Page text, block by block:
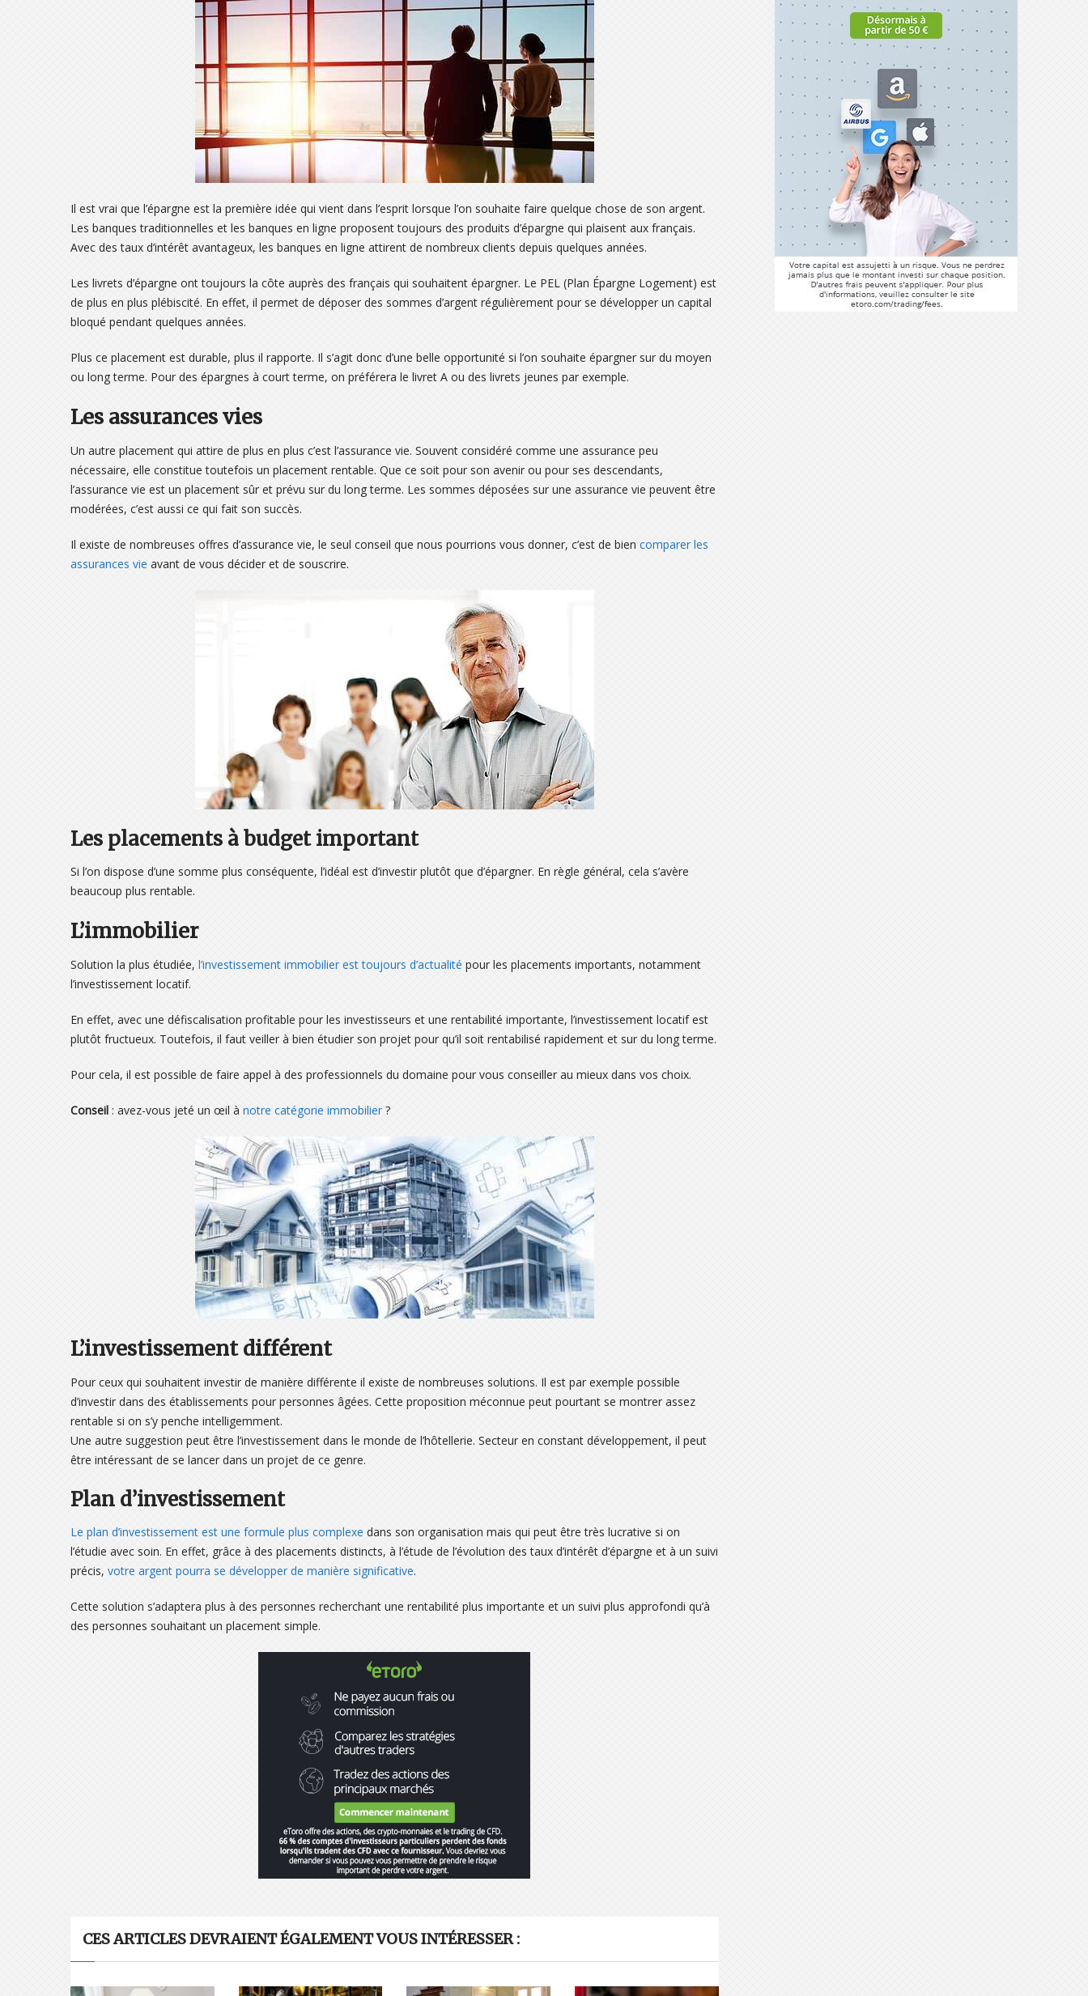
Il est vrai que l’épargne est la première idée qui vient dans l’esprit lorsque l’on souhaite faire quelque chose de son argent.
Les banques traditionnelles et les banques en ligne proposent toujours des produits d’épargne qui plaisent aux français.
Avec des taux d’intérêt avantageux, les banques en ligne attirent de nombreux clients depuis quelques années.
Les livrets d’épargne ont toujours la côte auprès des français qui souhaitent épargner. Le PEL (Plan Épargne Logement) est
de plus en plus plébiscité. En effet, il permet de déposer des sommes d’argent régulièrement pour se développer un capital
bloqué pendant quelques années.
Plus ce placement est durable, plus il rapporte. Il s’agit donc d’une belle opportunité si l’on souhaite épargner sur du moyen
ou long terme. Pour des épargnes à court terme, on préférera le livret A ou des livrets jeunes par exemple.
Les assurances vies
Un autre placement qui attire de plus en plus c’est l’assurance vie. Souvent considéré comme une assurance peu
nécessaire, elle constitue toutefois un placement rentable. Que ce soit pour son avenir ou pour ses descendants,
l’assurance vie est un placement sûr et prévu sur du long terme. Les sommes déposées sur une assurance vie peuvent être
modérées, c’est aussi ce qui fait son succès.
Il existe de nombreuses offres d’assurance vie, le seul conseil que nous pourrions vous donner, c’est de bien comparer les
assurances vie avant de vous décider et de souscrire.
Les placements à budget important
Si l’on dispose d’une somme plus conséquente, l’idéal est d’investir plutôt que d’épargner. En règle général, cela s’avère
beaucoup plus rentable.
L’immobilier
Solution la plus étudiée, l’investissement immobilier est toujours d’actualité pour les placements importants, notamment
l’investissement locatif.
En effet, avec une défiscalisation profitable pour les investisseurs et une rentabilité importante, l’investissement locatif est
plutôt fructueux. Toutefois, il faut veiller à bien étudier son projet pour qu’il soit rentabilisé rapidement et sur du long terme.
Pour cela, il est possible de faire appel à des professionnels du domaine pour vous conseiller au mieux dans vos choix.
Conseil : avez-vous jeté un œil à notre catégorie immobilier ?
L’investissement différent
Pour ceux qui souhaitent investir de manière différente il existe de nombreuses solutions. Il est par exemple possible
d’investir dans des établissements pour personnes âgées. Cette proposition méconnue peut pourtant se montrer assez
rentable si on s’y penche intelligemment.
Une autre suggestion peut être l’investissement dans le monde de l’hôtellerie. Secteur en constant développement, il peut
être intéressant de se lancer dans un projet de ce genre.
Plan d’investissement
Le plan d’investissement est une formule plus complexe dans son organisation mais qui peut être très lucrative si on
l’étudie avec soin. En effet, grâce à des placements distincts, à l’étude de l’évolution des taux d’intérêt d’épargne et à un suivi
précis, votre argent pourra se développer de manière significative.
Cette solution s’adaptera plus à des personnes recherchant une rentabilité plus importante et un suivi plus approfondi qu’à
des personnes souhaitant un placement simple.
CES ARTICLES DEVRAIENT ÉGALEMENT VOUS INTÉRESSER :